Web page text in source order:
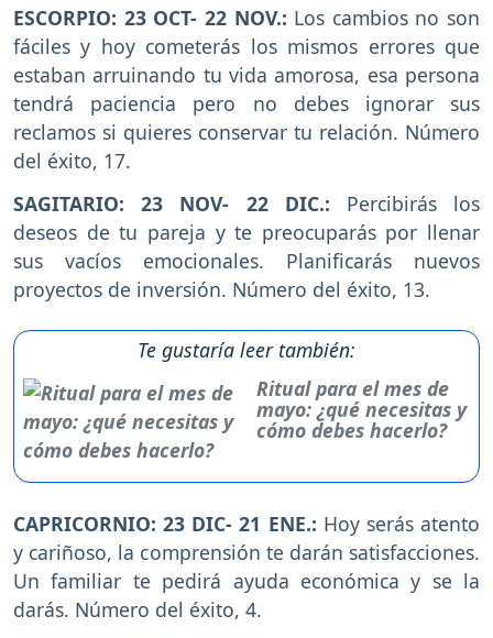
ESCORPIO: 23 OCT- 22 NOV.: Los cambios no son
fáciles y hoy cometerás los mismos errores que
estaban arruinando tu vida amorosa, esa persona
tendrá paciencia pero no debes ignorar sus
reclamos si quieres conservar tu relación. Número
del éxito, 17.
SAGITARIO: 23 NOV- 22 DIC.: Percibirás los
deseos de tu pareja y te preocuparás por llenar
sus vacíos emocionales. Planificarás nuevos
proyectos de inversión. Número del éxito, 13.
Te gustaría leer también:
Ritual para el mes de
mayo: ¿qué necesitas y
cómo debes hacerlo?
CAPRICORNIO: 23 DIC- 21 ENE.: Hoy serás atento
y cariñoso, la comprensión te darán satisfacciones.
Un familiar te pedirá ayuda económica y se la
darás. Número del éxito, 4.